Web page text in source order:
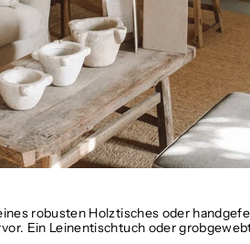
robusten Holztisches oder
Ein Leinentischtuch oder